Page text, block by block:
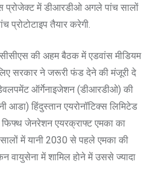
प्रोजेक्ट में डीआरडीओ अगले पांच सालों
प्रोटोटाइप तैयार करेगी.
की अहम बैठक में एडवांस मीडियम
सरकार ने जरूरी फंड देने की मंजूरी दे
ऑर्गेनाइजेशन (डीआरडीओ) की
आडा) हिंदुस्तान एयरोनॉटिक्स लिमिटेड
जेनरेशन एयरक्राफ्ट एमका का
सालों में यानी 2030 से पहले एमका की
वायुसेना में शामिल होने में उससे ज्यादा